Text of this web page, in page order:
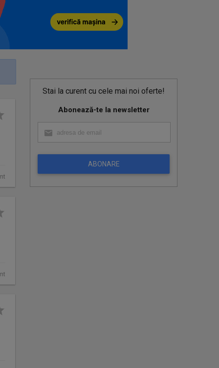
Stai la curent cu cele mai noi oferte!
Abonează-te la newsletter
ABONARE